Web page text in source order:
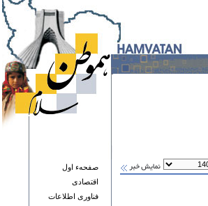
صفحهء اول
اقتصادی
فناوری اطلاعات